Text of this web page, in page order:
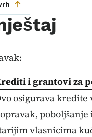
i grantovi za
osigurava
vlasnicima